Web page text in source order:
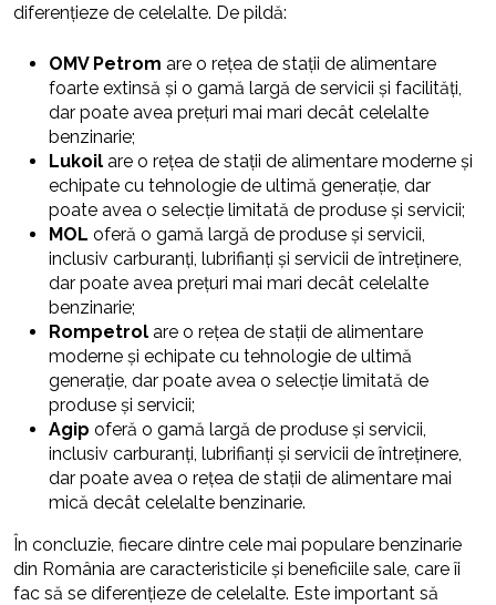
diferențieze de celelalte. De pildă:
OMV Petrom are o rețea de stații de alimentare
foarte extinsă și o gamă largă de servicii și facilități,
dar poate avea prețuri mai mari decât celelalte
benzinarie;
Lukoil are o rețea de stații de alimentare moderne și
echipate cu tehnologie de ultimă generație, dar
poate avea o selecție limitată de produse și servicii;
MOL oferă o gamă largă de produse și servicii,
inclusiv carburanți, lubrifianți și servicii de întreținere,
dar poate avea prețuri mai mari decât celelalte
benzinarie;
Rompetrol are o rețea de stații de alimentare
moderne și echipate cu tehnologie de ultimă
generație, dar poate avea o selecție limitată de
produse și servicii;
Agip oferă o gamă largă de produse și servicii,
inclusiv carburanți, lubrifianți și servicii de întreținere,
dar poate avea o rețea de stații de alimentare mai
mică decât celelalte benzinarie.
În concluzie, fiecare dintre cele mai populare benzinarie
din România are caracteristicile și beneficiile sale, care îi
fac să se diferențieze de celelalte. Este important să